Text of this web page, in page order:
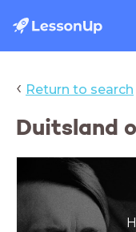
‹ Return to search
Duitsland